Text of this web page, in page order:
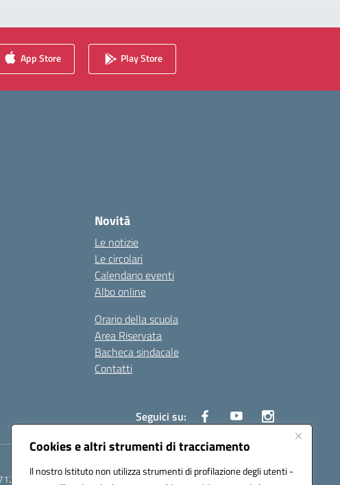
Cookies e altri strumenti di tracciamento
Il nostro Istituto non utilizza strumenti di profilazione degli utenti -
App Store Play Store
Novità
Le notizie
Le circolari
Calendario eventi
Albo online
Orario della scuola
Area Riservata
Bacheca sindacale
Contatti
Seguici su: